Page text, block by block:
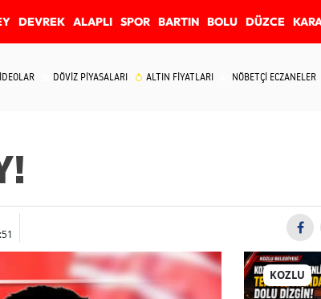
DEVREK ALAPLI SPOR BARTIN BOLU DÜZCE
DÖVİZ PİYASALARI ALTIN FİYATLARI NÖBETÇİ ECZANELER
KOZLU